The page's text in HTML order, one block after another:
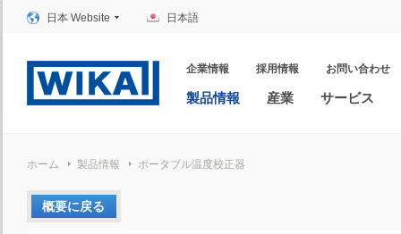
日本 Website 日本語
企業情報 採用情報 お問い合わせ
製品情報 産業 サービス
ホーム 製品情報 ポータブル温度校正器
概要に戻る